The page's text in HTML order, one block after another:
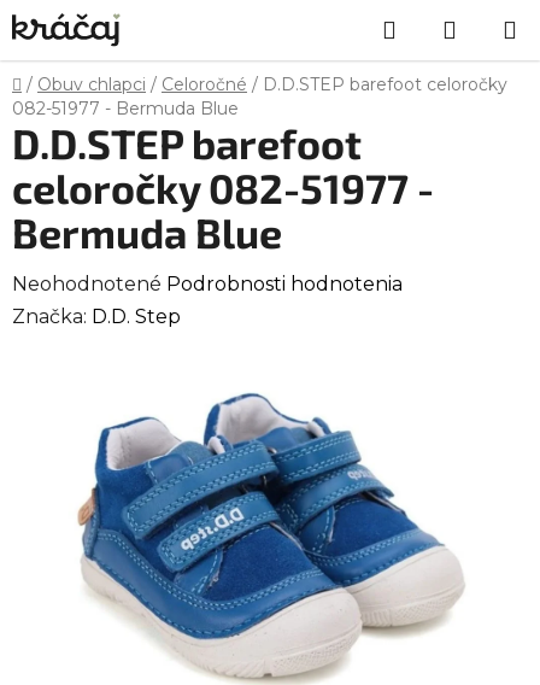
Prejsť
na
obsah
Hľadať
KOŠÍK
Domov
/ Obuv chlapci / Celoročné / D.D.STEP barefoot celoročky
082-51977 - Bermuda Blue
D.D.STEP barefoot
celoročky 082-51977 -
Bermuda Blue
Priemerné
hodnotenie
hviezdičiek.
Neohodnotené Podrobnosti hodnotenia
Značka: D.D. Step